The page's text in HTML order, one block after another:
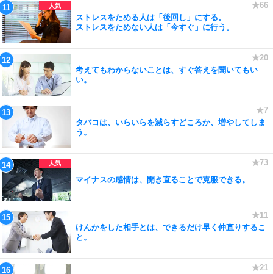
ストレスをためる人は「後回し」にする。
ストレスをためない人は「今すぐ」に行う。
考えてもわからないことは、すぐ答えを聞いてもい
い。
タバコは、いらいらを減らすどころか、増やしてしま
う。
マイナスの感情は、開き直ることで克服できる。
けんかをした相手とは、できるだけ早く仲直りするこ
と。